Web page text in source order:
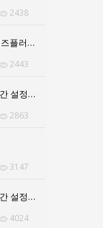
2438
셔틀버스 위치안내 앱서비스 “키즈버즈플러스”로 업그레이드
2443
중간배당 기준일 및 주주명부 폐쇄기간 설정공고
2863
3147
중간배당 기준일 및 주주명부 폐쇄기간 설정공고의 건
4024